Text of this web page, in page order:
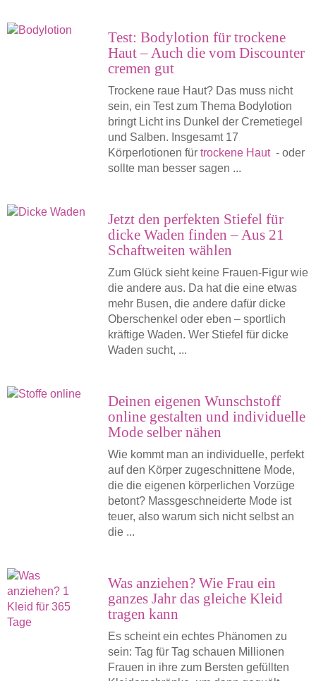
Test: Bodylotion für trockene
Haut – Auch die vom Discounter
cremen gut
Trockene raue Haut? Das muss nicht
sein, ein Test zum Thema Bodylotion
bringt Licht ins Dunkel der Cremetiegel
und Salben. Insgesamt 17
Körperlotionen für trockene Haut- oder
sollte man besser sagen ...
Jetzt den perfekten Stiefel für
dicke Waden finden – Aus 21
Schaftweiten wählen
Zum Glück sieht keine Frauen-Figur wie
die andere aus. Da hat die eine etwas
mehr Busen, die andere dafür dicke
Oberschenkel oder eben – sportlich
kräftige Waden. Wer Stiefel für dicke
Waden sucht, ...
Deinen eigenen Wunschstoff
online gestalten und individuelle
Mode selber nähen
Wie kommt man an individuelle, perfekt
auf den Körper zugeschnittene Mode,
die die eigenen körperlichen Vorzüge
betont? Massgeschneiderte Mode ist
teuer, also warum sich nicht selbst an
die ...
Was anziehen? Wie Frau ein
ganzes Jahr das gleiche Kleid
tragen kann
Es scheint ein echtes Phänomen zu
sein: Tag für Tag schauen Millionen
Frauen in ihre zum Bersten gefüllten